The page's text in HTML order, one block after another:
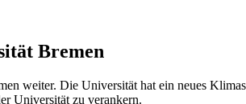
Bremen
weiter. Die Universität hat ein neues
Universität zu verankern.